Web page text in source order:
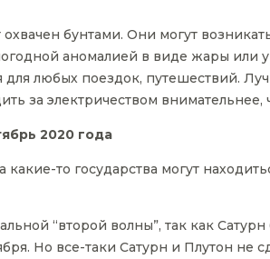
бунтами. Они могут
аномалией в виде жары или
любых поездок, путешествий.
за электричеством внимательнее,
2020 года
то государства могут
“второй волны”, так как
Но все-таки Сатурн и Плутон не